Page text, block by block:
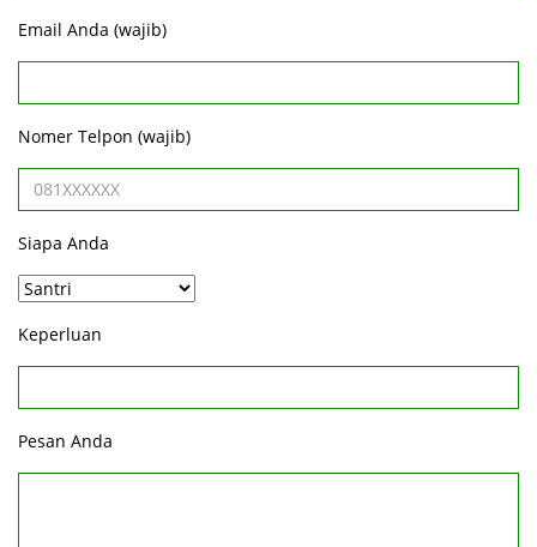
Email Anda (wajib)
Nomer Telpon (wajib)
Siapa Anda
Keperluan
Pesan Anda